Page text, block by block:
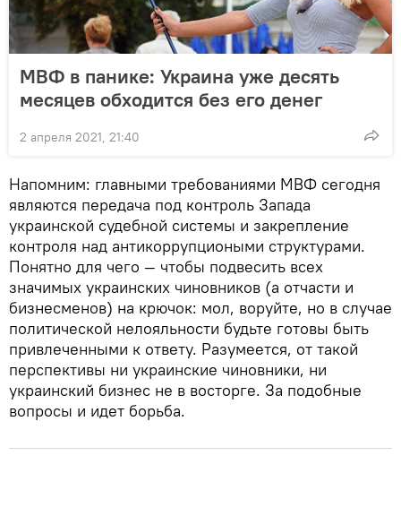
МВФ в панике: Украина уже десять
месяцев обходится без его денег
2 апреля 2021, 21:40
Напомним: главными требованиями МВФ сегодня
являются передача под контроль Запада
украинской судебной системы и закрепление
контроля над антикоррупциоными структурами.
Понятно для чего — чтобы подвесить всех
значимых украинских чиновников (а отчасти и
бизнесменов) на крючок: мол, воруйте, но в случае
политической нелояльности будьте готовы быть
привлеченными к ответу. Разумеется, от такой
перспективы ни украинские чиновники, ни
украинский бизнес не в восторге. За подобные
вопросы и идет борьба.